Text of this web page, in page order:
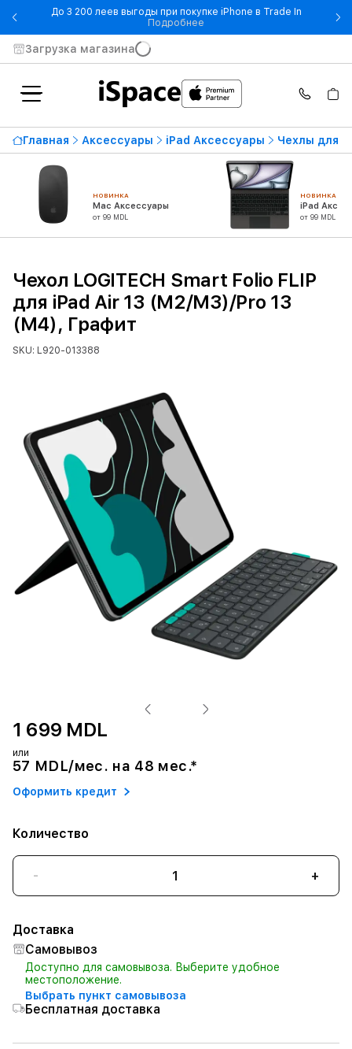
До 3 200 леев выгоды при покупке iPhone в Trade In
Подробнее - До 3 200 леев выгоды при
Загрузка магазина
Главная Аксессуары iPad Аксессуары Чехлы для
НОВИНКА
Mac Аксессуары
от 99 MDL
НОВИНКА
iPad
от 99 MDL
Чехол LOGITECH Smart Folio FLIP
для iPad Air 13 (M2/M3)/Pro 13
(M4), Графит
SKU: L920-013388
1 699 MDL
или
57 MDL/мес. на 48 мес.*
Оформить кредит
Количество
- +
Доставка
Самовывоз
Доступно для самовывоза. Выберите удобное
местоположение.
Выбрать пункт самовывоза
Бесплатная доставка